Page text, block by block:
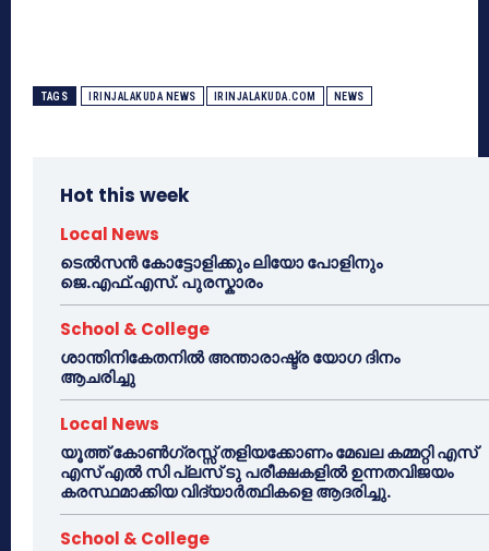
TAGS IRINJALAKUDA NEWS IRINJALAKUDA.COM NEWS
Hot this week
Local News
ടെൽസൻ കോട്ടോളിക്കും ലിയോ പോളിനും
ജെ.എഫ്.എസ്. പുരസ്കാരം
School & College
ശാന്തിനികേതനിൽ അന്താരാഷ്ട്ര യോഗ ദിനം
ആചരിച്ചു
Local News
യൂത്ത് കോൺഗ്രസ്സ് തളിയക്കോണം മേഖല കമ്മറ്റി എസ്
എസ് എൽ സി പ്ലസ് ടു പരീക്ഷകളിൽ ഉന്നതവിജയം
കരസ്ഥമാക്കിയ വിദ്യാർത്ഥികളെ ആദരിച്ചു.
School & College